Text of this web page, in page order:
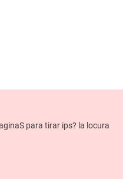
para tirar ips? la locura